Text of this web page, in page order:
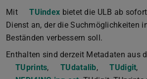
Mit TUindex bietet die ULB ab
Dienst an, der die Suchmöglichkeiten
Beständen verbessern soll.
Enthalten sind derzeit Metadaten aus
TUprints, TUdatalib, TUdigit,